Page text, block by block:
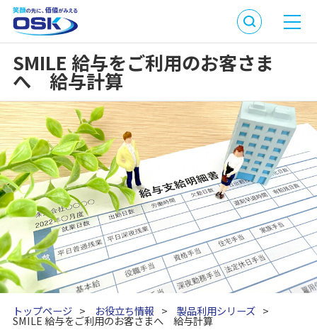
SMILE 給与をご利用のお客さま
へ 給与計算
トップページ > お役立ち情報 > 製品利用シリーズ >
SMILE 給与をご利用のお客さまへ 給与計算